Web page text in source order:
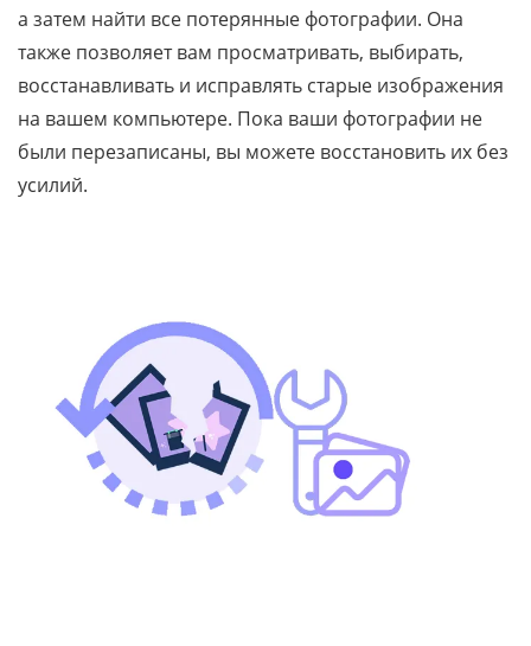
а затем найти все потерянные фотографии. Она
также позволяет вам просматривать, выбирать,
восстанавливать и исправлять старые изображения
на вашем компьютере. Пока ваши фотографии не
были перезаписаны, вы можете восстановить их без
усилий.